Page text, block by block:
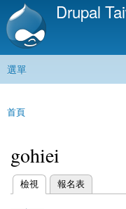
移
內
Drupal
主選單
選單
您在這裡
首頁
gohiei
主要索引標籤
檢視
(作用中頁籤) 報名表